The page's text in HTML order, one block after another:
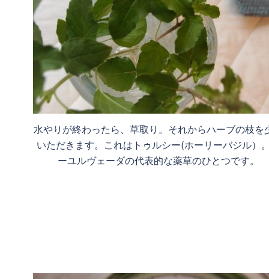
水やりが終わったら、草取り。それからハーブの枝を
いただきます。これはトゥルシー(ホーリーバジル）
ーユルヴェーダの代表的な薬草のひとつです。